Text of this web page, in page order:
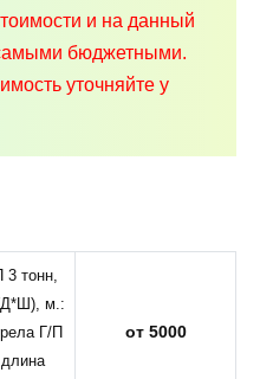
и на данный
бюджетными.
уточняйте у
3 тонн,
м.:
Г/П
от 5000